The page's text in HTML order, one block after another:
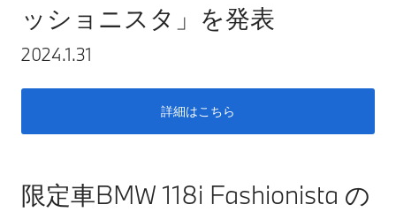
ッショニスタ」を発表
2024.1.31
詳細はこちら
限定車BMW 118i Fashionista の